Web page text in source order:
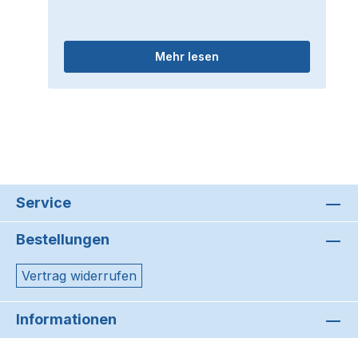
Mehr lesen
Service
Bestellungen
Vertrag widerrufen
Informationen